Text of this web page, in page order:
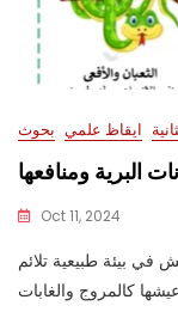
ايقاظ علمي بحوث
البرية ومنافعها
Oct 11, 2024
في بيئة طبيعية تلائم
عيشها كالمروج والغابات